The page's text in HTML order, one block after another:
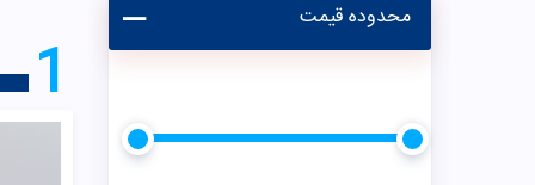
محدوده قیمت
1